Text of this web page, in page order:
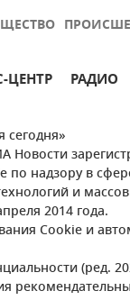
ЦЕНТР РАДИО
Новости
по надзору в
и
2014 года.
Cookie и
(ред.